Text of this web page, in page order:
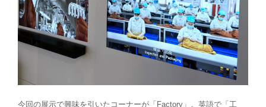
今回の展示で興味を引いたコーナーが「Factory」。英語で「工